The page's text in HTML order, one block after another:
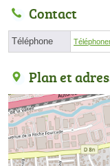
Contact
Téléphone
Plan et